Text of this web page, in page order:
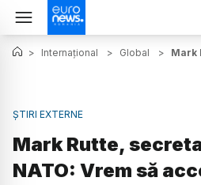
> Internațional > Global > Mark
ȘTIRI EXTERNE
Mark Rutte,
NATO: Vrem să